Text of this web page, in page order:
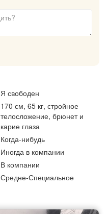
Я свободен
170 см, 65 кг, стройное
телосложение, брюнет и
карие глаза
Когда-нибудь
Иногда в компании
В компании
Средне-Специальное